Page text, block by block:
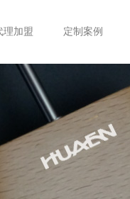
理加盟 定制案例